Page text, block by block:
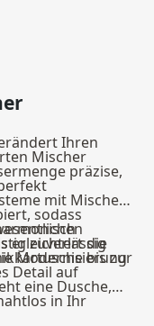
Ihren
Mischer
präzise,
mit Mischer
sodass
erleichtert die
Modernisierung
zuverlässig
bis zur
Detail auf
eine Dusche,
in Ihr